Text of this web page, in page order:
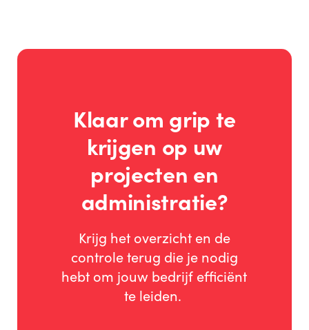
Klaar om grip te
krijgen op uw
projecten en
administratie?
Krijg het overzicht en de
controle terug die je nodig
hebt om jouw bedrijf efficiënt
te leiden.